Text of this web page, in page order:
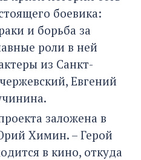
боевика:
и борьба за
роли в ней
из Санкт-
Евгений
заложена в
Химин. – Герой
в кино, откуда